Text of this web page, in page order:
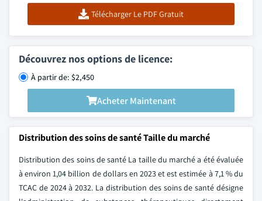
Télécharger Le PDF Gratuit
Découvrez nos options de licence:
À partir de: $2,450
Acheter Maintenant
Distribution des soins de santé Taille du marché
Distribution des soins de santé La taille du marché a été évaluée
à environ 1,04 billion de dollars en 2023 et est estimée à 7,1 % du
TCAC de 2024 à 2032. La distribution des soins de santé désigne